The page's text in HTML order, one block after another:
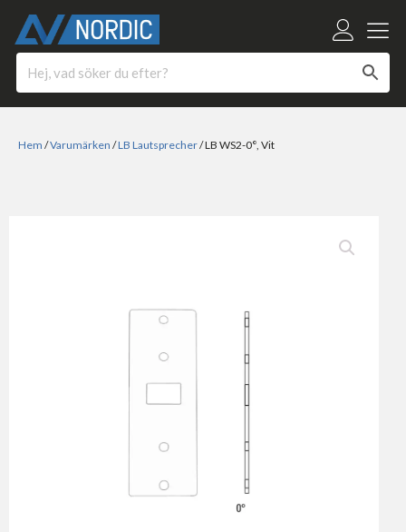
Hem /Varumärken /LB Lautsprecher/ LB WS2-0°, Vit